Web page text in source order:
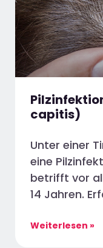
capitis)
Unter einer
eine
betrifft vor
14 Jahren.
Weiterlesen »